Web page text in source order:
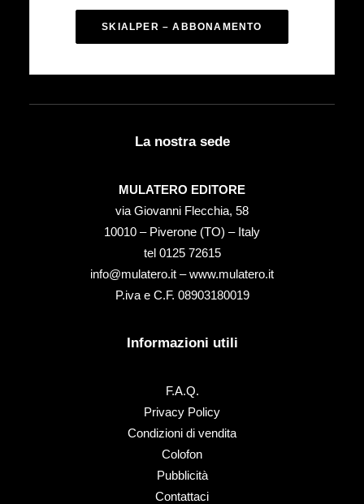
SKIALPER – ABBONAMENTO
La nostra sede
MULATERO EDITORE
via Giovanni Flecchia, 58
10010 – Piverone (TO) – Italy
tel ‭0125 72615‬
info@mulatero.it –www.mulatero.it
P.iva e C.F. 08903180019
Informazioni utili
F.A.Q.
Privacy Policy
Condizioni di vendita
Colofon
Pubblicità
Contattaci